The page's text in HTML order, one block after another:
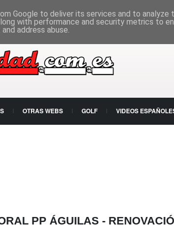
OTRAS WEBS GOLF VIDEOS
PP ÁGUILAS -
Google to deliver its services and to analyze
with performance and security metrics to
address abuse.